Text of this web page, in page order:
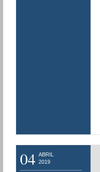
04 ABRIL
2019